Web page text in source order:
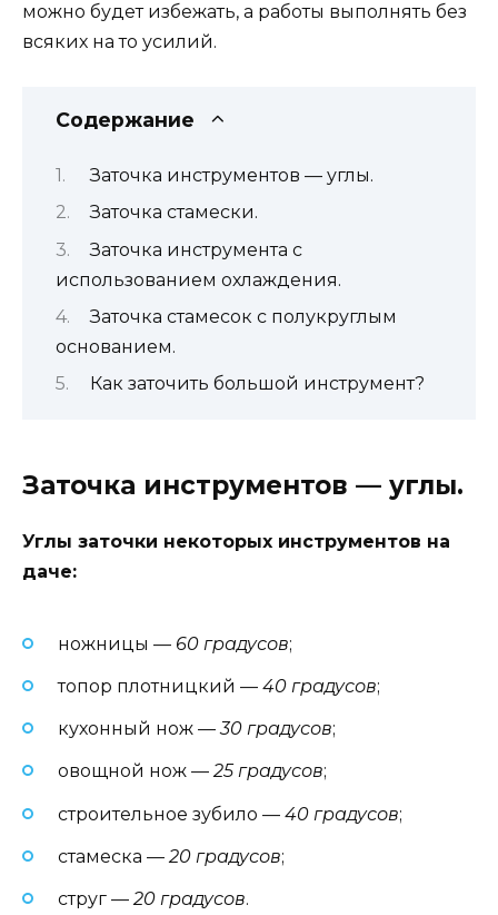
можно будет избежать, а работы выполнять без
всяких на то усилий.
Содержание
Заточка инструментов — углы.
Заточка стамески.
Заточка инструмента с
использованием охлаждения.
Заточка стамесок с полукруглым
основанием.
Как заточить большой инструмент?
Заточка инструментов — углы.
Углы заточки некоторых инструментов на
даче:
ножницы — 60 градусов;
топор плотницкий — 40 градусов;
кухонный нож —30 градусов;
овощной нож —25 градусов;
строительное зубило — 40 градусов;
стамеска —20 градусов;
струг —20 градусов.